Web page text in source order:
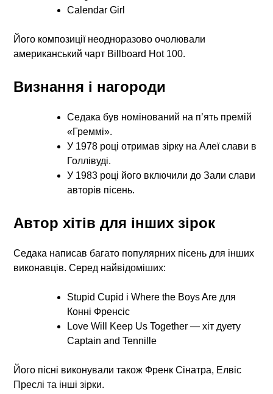
Calendar Girl
Його композиції неодноразово очолювали
американський чарт Billboard Hot 100.
Визнання і нагороди
Седака був номінований на п’ять премій
«Греммі».
У 1978 році отримав зірку на Алеї слави в
Голлівуді.
У 1983 році його включили до Зали слави
авторів пісень.
Автор хітів для інших зірок
Седака написав багато популярних пісень для інших
виконавців. Серед найвідоміших:
Stupid Cupid і Where the Boys Are для
Конні Френсіс
Love Will Keep Us Together — хіт дуету
Captain and Tennille
Його пісні виконували також Френк Сінатра, Елвіс
Преслі та інші зірки.